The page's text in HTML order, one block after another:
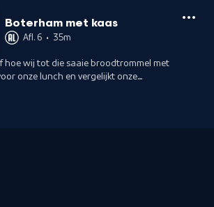
Boterham met kaas
Afl. 6 • 35m
hoe wij tot die saaie broodtrommel met
onze lunch en vergelijkt onze